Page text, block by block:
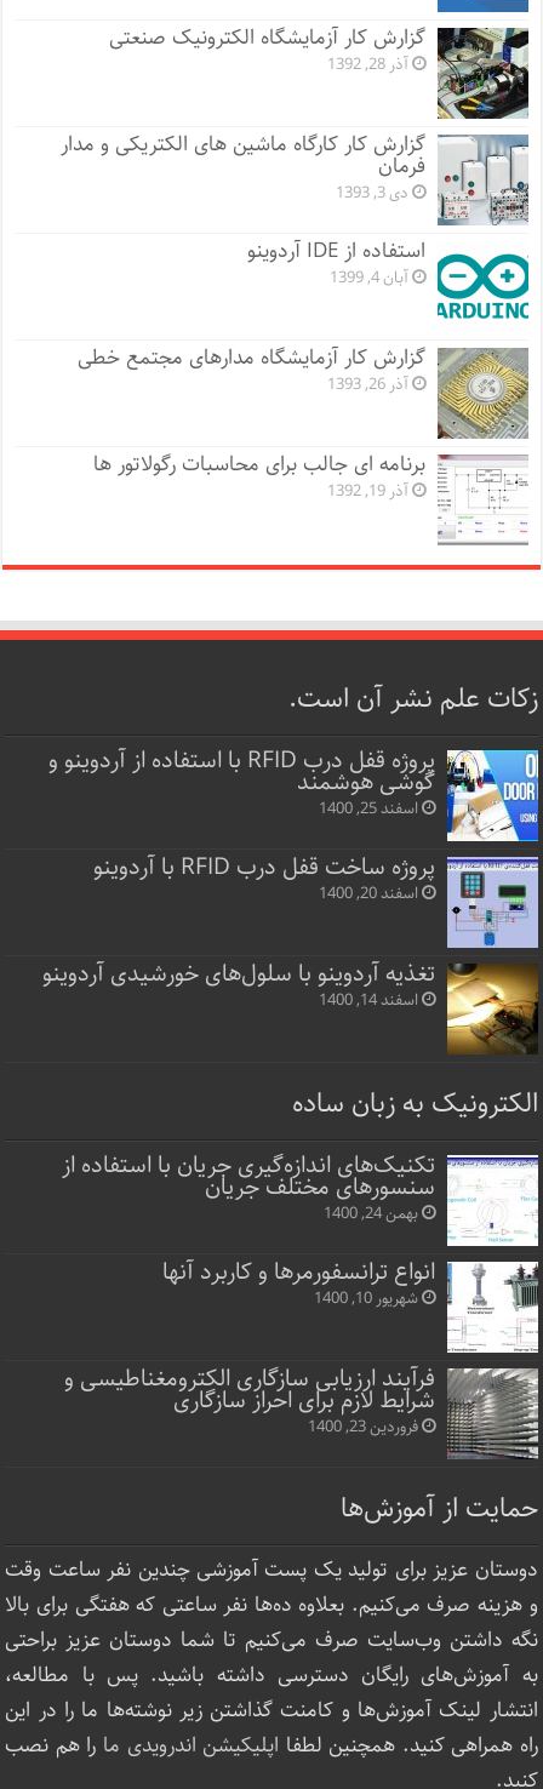
گزارش کار آزمایشگاه الکترونیک صنعتی
آذر 28, 1392
گزارش کار کارگاه ماشین های الکتریکی و مدار
فرمان
دی 3, 1393
استفاده از IDE آردوینو
آبان 4, 1399
گزارش کار آزمایشگاه مدارهای مجتمع خطی
آذر 26, 1393
برنامه ای جالب برای محاسبات رگولاتور ها
آذر 19, 1392
زکات علم نشر آن است.
پروژه قفل‌ درب RFID با استفاده از آردوینو و
گوشی هوشمند
اسفند 25, 1400
پروژه ساخت قفل‌ درب RFID با آردوینو
اسفند 20, 1400
تغذیه آردوینو با سلول‌های خورشیدی آردوینو
اسفند 14, 1400
الکترونیک به زبان ساده
تکنیک‌های اندازه‌گیری جریان با استفاده از
سنسورهای مختلف جریان
بهمن 24, 1400
انواع ترانسفورمرها و کاربرد آنها
شهریور 10, 1400
فرآیند ارزیابی سازگاری الکترومغناطیسی و
شرایط لازم برای احراز سازگاری
فروردین 23, 1400
حمایت از آموزش‌ها
دوستان عزیز برای تولید یک پست آموزشی چندین نفر ساعت‌ وقت
و هزینه صرف می‌کنیم. بعلاوه ده‌ها نفر ساعتی که هفتگی برای بالا
نگه داشتن وب‌سایت صرف ‌می‌کنیم تا شما دوستان عزیز براحتی
به آموزش‌های رایگان دسترسی داشته باشید. پس با مطالعه،
انتشار لینک‌ آموزش‌ها و کامنت گذاشتن زیر نوشته‌‌ها ما را در این
راه همراهی کنید. همچنین لطفا اپلیکیشن اندرویدی ما را هم نصب
کنید.